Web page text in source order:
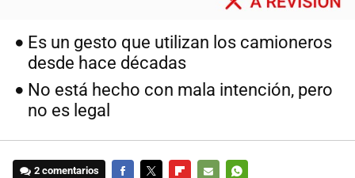
Es un gesto que utilizan los camioneros
desde hace décadas
No está hecho con mala intención, pero
no es legal
2 comentarios